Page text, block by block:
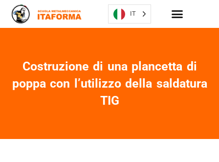
IT
Costruzione di una plancetta di
poppa con l’utilizzo della saldatura
TIG